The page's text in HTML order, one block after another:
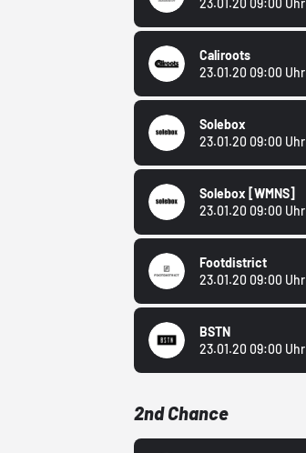
23.01.20 09:00 Uhr
Caliroots
23.01.20 09:00 Uhr
Solebox
23.01.20 09:00 Uhr
Solebox [WMNS]
23.01.20 09:00 Uhr
Footdistrict
23.01.20 09:00 Uhr
BSTN
23.01.20 09:00 Uhr
2nd Chance